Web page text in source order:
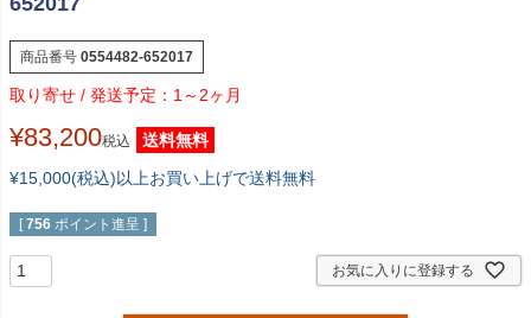
商品番号 0554482-652017
1～2ヶ月
¥83,200税込
送料無料
¥15,000(税込)以上お買い上げで送料無料
[ 756 ポイント進呈 ]
お気に入りに登録する